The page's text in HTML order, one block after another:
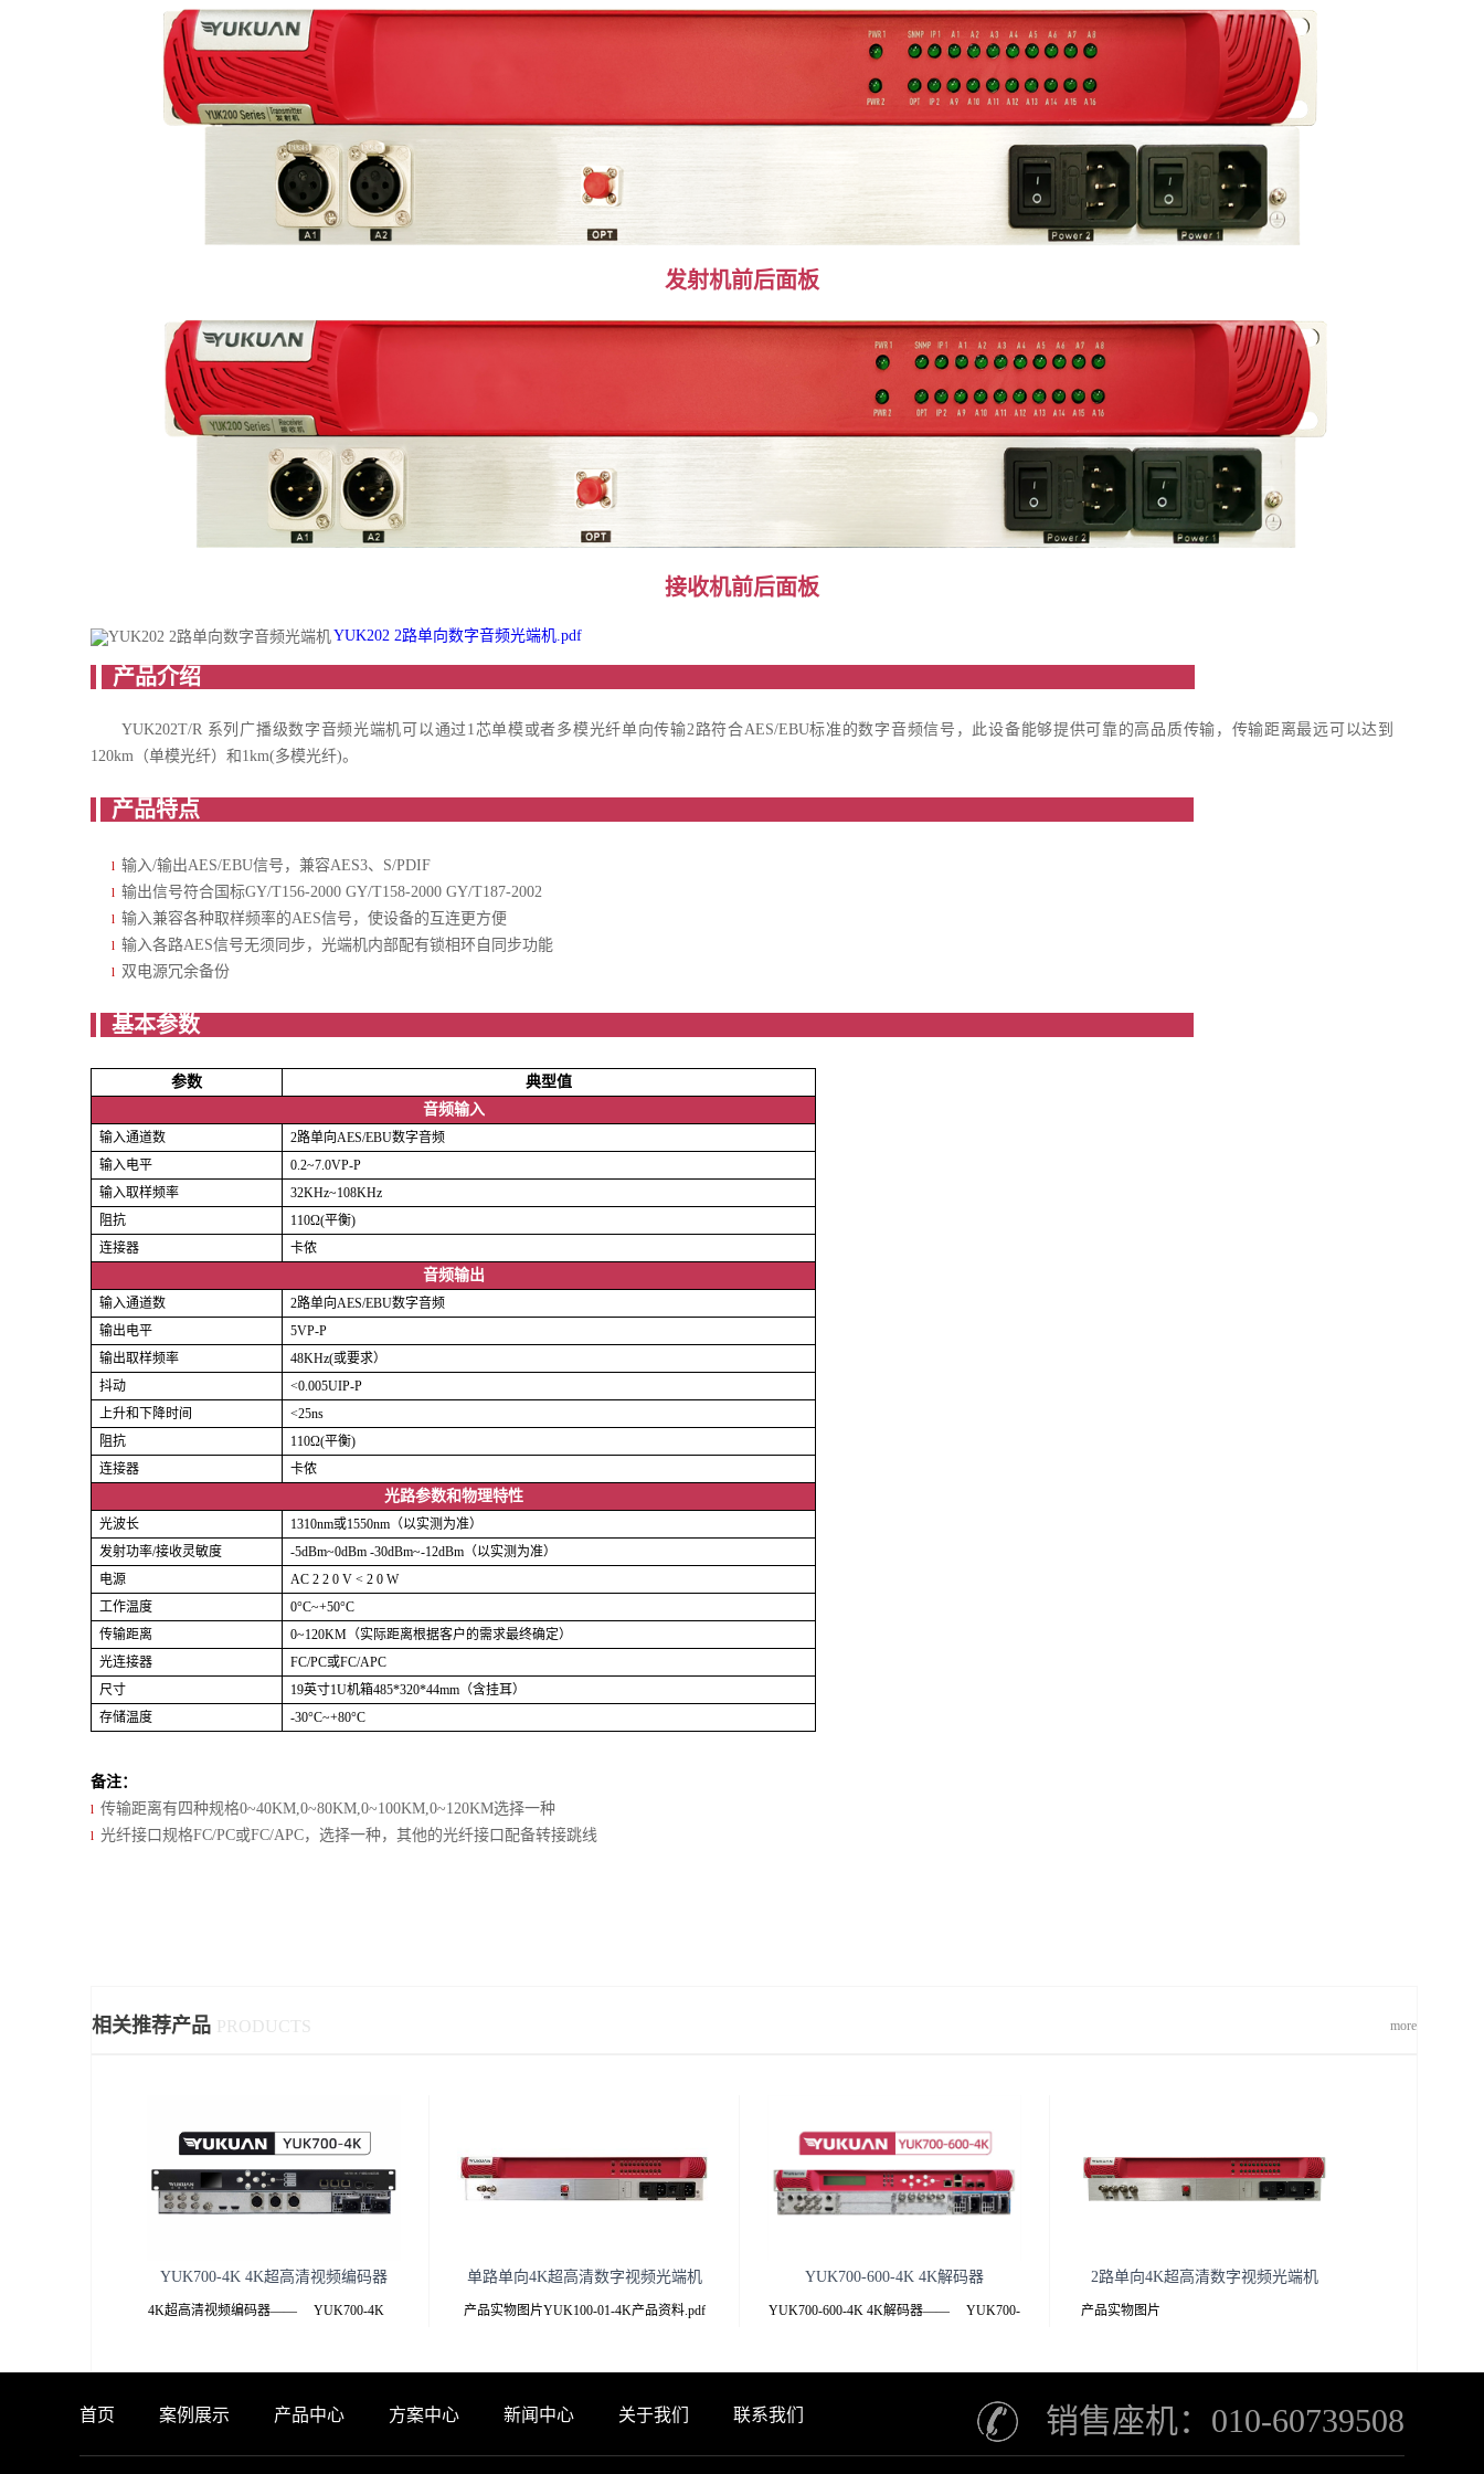
发射机前后面板
接收机前后面板
YUK202 2路单向数字音频光端机.pdf
产品介绍
YUK202T/R 系列广播级数字音频光端机可以通过1芯单模或者多模光纤单向传输2路符合AES/EBU标准的数字音频信号，此设备能够提供可靠的高品质传输，传输距离最远可以达到
120km（单模光纤）和1km(多模光纤)。
产品特点
l 输入/输出AES/EBU信号，兼容AES3、S/PDIF
l 输出信号符合国标GY/T156-2000 GY/T158-2000 GY/T187-2002
l 输入兼容各种取样频率的AES信号，使设备的互连更方便
l 输入各路AES信号无须同步，光端机内部配有锁相环自同步功能
l 双电源冗余备份
基本参数
参数
典型值
音频输入
输入通道数
2路单向AES/EBU数字音频
输入电平
0.2~7.0VP-P
输入取样频率
32KHz~108KHz
阻抗
110Ω(平衡)
连接器
卡侬
音频输出
输入通道数
2路单向AES/EBU数字音频
输出电平
5VP-P
输出取样频率
48KHz(或要求）
抖动
<0.005UIP-P
上升和下降时间
<25ns
阻抗
110Ω(平衡)
连接器
卡侬
光路参数和物理特性
光波长
1310nm或1550nm（以实测为准）
发射功率/接收灵敏度
-5dBm~0dBm -30dBm~-12dBm（以实测为准）
电源
AC 2 2 0 V < 2 0 W
工作温度
0°C~+50°C
传输距离
0~120KM（实际距离根据客户的需求最终确定）
光连接器
FC/PC或FC/APC
尺寸
19英寸1U机箱485*320*44mm（含挂耳）
存储温度
-30°C~+80°C
备注：
l 传输距离有四种规格0~40KM,0~80KM,0~100KM,0~120KM选择一种
l 光纤接口规格FC/PC或FC/APC，选择一种，其他的光纤接口配备转接跳线
相关推荐产品 PRODUCTS more
YUK700-4K 4K超高清视频编码器
4K超高清视频编码器—— YUK700-4K
产品介绍
单路单向4K超高清数字视频光端机
产品实物图片YUK100-01-4K产品资料.pdf
能够通过1芯单模或者多模光纤单向传输1路
12G-SDI信号，向下兼容HD/SD-SDI和ASI
YUK700-600-4K 4K解码器
YUK700-600-4K 4K解码器—— YUK700-
码器.pdf 产品介绍
2路单向4K超高清数字视频光端机
产品实物图片
首页 案例展示 产品中心 方案中心 新闻中心 关于我们 联系我们 销售座机：010-60739508